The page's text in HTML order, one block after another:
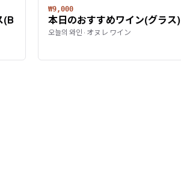
(B
₩9,000
本日のおすすめワイン(グラス)
오늘의 와인 · オヌレ ワイン